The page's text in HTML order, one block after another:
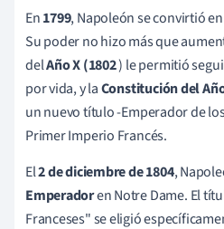
En1799, Napoleón se convirtió
Su poder no hizo más que
delAñoX (1802) le permitió
por vida, y laConstitución del
un nuevo título -Emperador de
Primer Imperio Francés.
El2 de diciembre de 1804,
Emperadoren Notre Dame. El
Franceses" se eligió